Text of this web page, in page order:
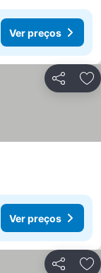
Ver preços
Partilhar
Ver preços
Partilhar